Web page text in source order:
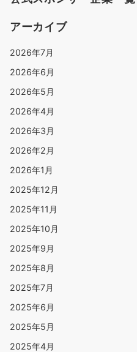
アーカイブ
2026年7月
2026年6月
2026年5月
2026年4月
2026年3月
2026年2月
2026年1月
2025年12月
2025年11月
2025年10月
2025年9月
2025年8月
2025年7月
2025年6月
2025年5月
2025年4月